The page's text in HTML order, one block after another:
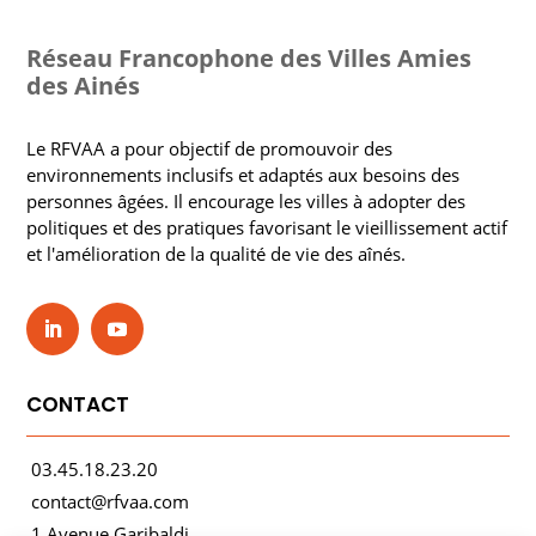
Réseau Francophone des Villes Amies
des Ainés
Le RFVAA a pour objectif de promouvoir des
environnements inclusifs et adaptés aux besoins des
personnes âgées. Il encourage les villes à adopter des
politiques et des pratiques favorisant le vieillissement actif
et l'amélioration de la qualité de vie des aînés.
CONTACT
03.45.18.23.20
contact@rfvaa.com